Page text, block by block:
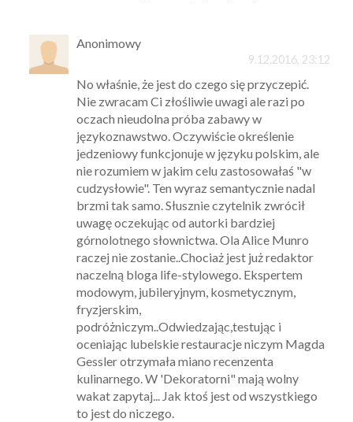
Anonimowy
9.12.2016, 23:12
No właśnie, że jest do czego się przyczepić.
Nie zwracam Ci złośliwie uwagi ale razi po
oczach nieudolna próba zabawy w
językoznawstwo. Oczywiście określenie
jedzeniowy funkcjonuje w języku polskim, ale
nie rozumiem w jakim celu zastosowałaś "w
cudzysłowie". Ten wyraz semantycznie nadal
brzmi tak samo. Słusznie czytelnik zwrócił
uwagę oczekując od autorki bardziej
górnolotnego słownictwa. Ola Alice Munro
raczej nie zostanie..Chociaż jest już redaktor
naczelną bloga life-stylowego. Ekspertem
modowym, jubileryjnym, kosmetycznym,
fryzjerskim,
podróżniczym..Odwiedzając,testując i
oceniając lubelskie restauracje niczym Magda
Gessler otrzymała miano recenzenta
kulinarnego. W 'Dekoratorni" mają wolny
wakat zapytaj... Jak ktoś jest od wszystkiego
to jest do niczego.